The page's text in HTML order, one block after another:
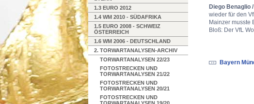
1.3 EURO 2012
1.4 WM 2010 - SÜDAFRIKA
1.5 EURO 2008 - SCHWEIZ
ÖSTERREICH
1.6 WM 2006 - DEUTSCHLAND
2. TORWARTANALYSEN-ARCHIV
TORWARTANALYSEN 22/23
FOTOSTRECKEN UND
TORWARTANALYSEN 21/22
FOTOSTRECKEN UND
TORWARTANALYSEN 20/21
FOTOSTRECKEN UND
Diego Benaglio
wieder für den
Mainzer musste
Bloß: Der VfL
Bayern